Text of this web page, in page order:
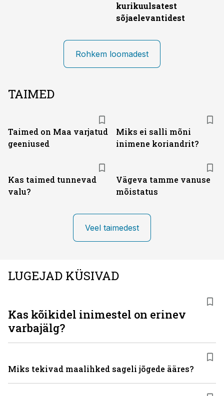
kurikuulsatest
sõjaelevantidest
Rohkem loomadest
TAIMED
Taimed on Maa varjatud
geeniused
Miks ei salli mõni
inimene koriandrit?
Kas taimed tunnevad
valu?
Vägeva tamme vanuse
mõistatus
Veel taimedest
LUGEJAD KÜSIVAD
Kas kõikidel inimestel on erinev
varbajälg?
Miks tekivad maalihked sageli jõgede ääres?